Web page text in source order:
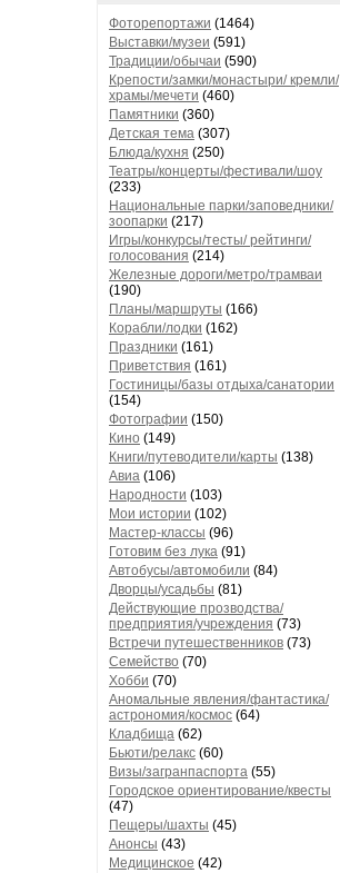
Фоторепортажи (1464)
Выставки/музеи (591)
Традиции/обычаи (590)
Крепости/замки/монастыри/ кремли/
храмы/мечети (460)
Памятники (360)
Детская тема (307)
Блюда/кухня (250)
Театры/концерты/фестивали/шоу
(233)
Национальные парки/заповедники/
зоопарки (217)
Игры/конкурсы/тесты/ рейтинги/
голосования (214)
Железные дороги/метро/трамваи
(190)
Планы/маршруты (166)
Корабли/лодки (162)
Праздники (161)
Приветствия (161)
Гостиницы/базы отдыха/санатории
(154)
Фотографии (150)
Кино (149)
Книги/путеводители/карты (138)
Авиа (106)
Народности (103)
Мои истории (102)
Мастер-классы (96)
Готовим без лука (91)
Автобусы/автомобили (84)
Дворцы/усадьбы (81)
Действующие прозводства/
предприятия/учреждения (73)
Встречи путешественников (73)
Семейство (70)
Хобби (70)
Аномальные явления/фантастика/
астрономия/космос (64)
Кладбища (62)
Бьюти/релакс (60)
Визы/загранпаспорта (55)
Городское ориентирование/квесты
(47)
Пещеры/шахты (45)
Анонсы (43)
Медицинское (42)